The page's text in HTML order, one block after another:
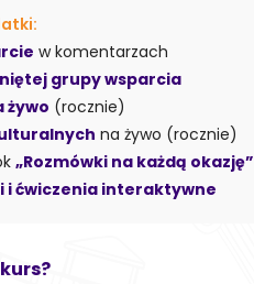
w komentarzach
grupy wsparcia
żywo (rocznie)
na żywo (rocznie)
„Rozmówki na każdą okazję”
i ćwiczenia interaktywne